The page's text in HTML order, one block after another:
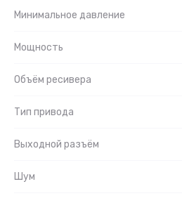
Минимальное давление
Мощность
Объём ресивера
Тип привода
Выходной разъём
Шум